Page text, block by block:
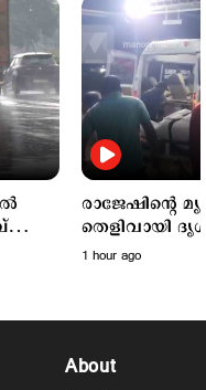
തെളിവായി
രാജേഷിന്റെ
തെളിവായി
1 hour ago
About